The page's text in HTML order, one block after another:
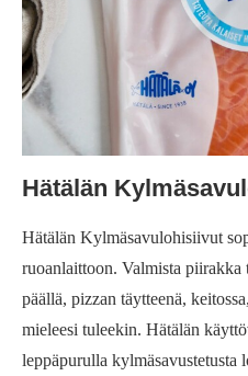
Hätälän
Hätälän Kylmäsavulohisiivut
ruoanlaittoon. Valmista
päällä, pizzan täytteenä,
mieleesi tuleekin. Hätälän
leppäpurulla kylmäsavustetusta